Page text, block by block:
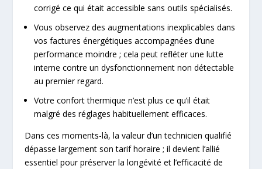
corrigé ce qui était accessible sans outils spécialisés.
Vous observez des augmentations inexplicables dans
vos factures énergétiques accompagnées d’une
performance moindre ; cela peut refléter une lutte
interne contre un dysfonctionnement non détectable
au premier regard.
Votre confort thermique n’est plus ce qu’il était
malgré des réglages habituellement efficaces.
Dans ces moments-là, la valeur d’un technicien qualifié
dépasse largement son tarif horaire ; il devient l’allié
essentiel pour préserver la longévité et l’efficacité de